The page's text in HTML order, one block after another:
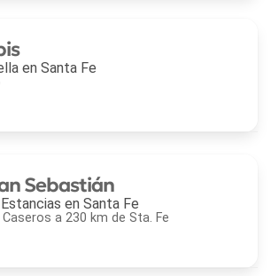
en Santa Fe
Sebastián
en Santa Fe
a 230 km de Sta. Fe